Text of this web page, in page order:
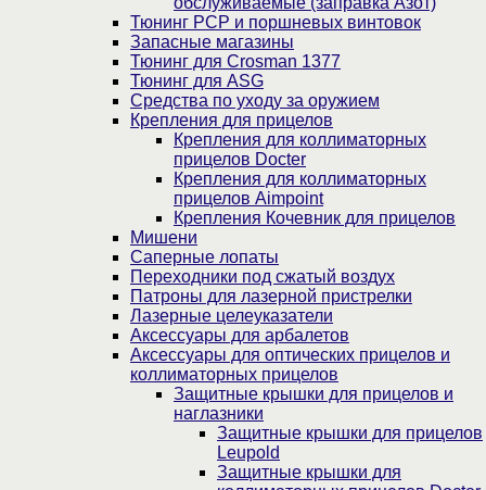
Тюнинг PCP и поршневых винтовок
Запасные магазины
Тюнинг для Crosman 1377
Тюнинг для ASG
Средства по уходу за оружием
Крепления для прицелов
Крепления для коллиматорных
прицелов Docter
Крепления для коллиматорных
прицелов Aimpoint
Крепления Кочевник для прицелов
Мишени
Саперные лопаты
Переходники под сжатый воздух
Патроны для лазерной пристрелки
Лазерные целеуказатели
Аксессуары для арбалетов
Аксессуары для оптических прицелов и
коллиматорных прицелов
Защитные крышки для прицелов и
наглазники
Защитные крышки для прицелов
Leupold
Защитные крышки для